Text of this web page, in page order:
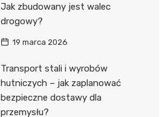
Jak zbudowany jest walec
drogowy?
19 marca 2026
Transport stali i wyrobów
hutniczych – jak zaplanować
bezpieczne dostawy dla
przemysłu?